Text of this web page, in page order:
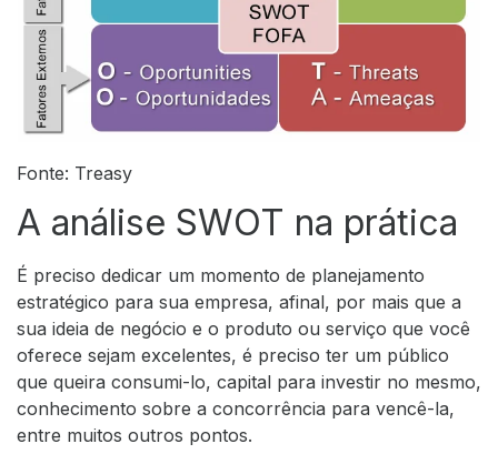
Fonte: Treasy
A análise SWOT na prática
É preciso dedicar um momento de planejamento
estratégico para sua empresa, afinal, por mais que a
sua ideia de negócio e o produto ou serviço que você
oferece sejam excelentes, é preciso ter um público
que queira consumi-lo, capital para investir no mesmo,
conhecimento sobre a concorrência para vencê-la,
entre muitos outros pontos.